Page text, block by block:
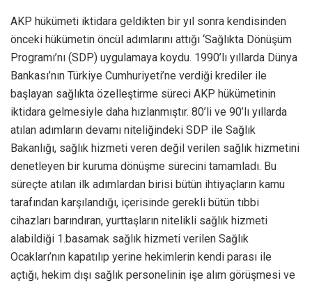
AKP hükümeti iktidara geldikten bir yıl sonra kendisinden
önceki hükümetin öncül adımlarını attığı ‘Sağlıkta Dönüşüm
Programı’nı (SDP) uygulamaya koydu. 1990’lı yıllarda Dünya
Bankası’nın Türkiye Cumhuriyeti’ne verdiği krediler ile
başlayan sağlıkta özelleştirme süreci AKP hükümetinin
iktidara gelmesiyle daha hızlanmıştır. 80’li ve 90’lı yıllarda
atılan adımların devamı niteliğindeki SDP ile Sağlık
Bakanlığı, sağlık hizmeti veren değil verilen sağlık hizmetini
denetleyen bir kuruma dönüşme sürecini tamamladı. Bu
süreçte atılan ilk adımlardan birisi bütün ihtiyaçların kamu
tarafından karşılandığı, içerisinde gerekli bütün tıbbi
cihazları barındıran, yurttaşların nitelikli sağlık hizmeti
alabildiği 1.basamak sağlık hizmeti verilen Sağlık
Ocakları’nın kapatılıp yerine hekimlerin kendi parası ile
açtığı, hekim dışı sağlık personelinin işe alım görüşmesi ve